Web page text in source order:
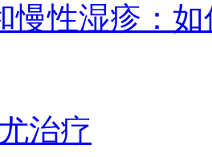
慢性湿疹：